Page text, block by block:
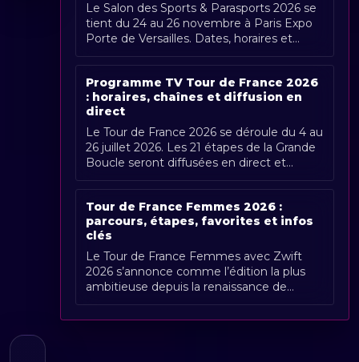
Le Salon des Sports & Parasports 2026 se
tient du 24 au 26 novembre à Paris Expo
Porte de Versailles. Dates, horaires et
couverture Radio Sports.
Programme TV Tour de France 2026
: horaires, chaînes et diffusion en
direct
Le Tour de France 2026 se déroule du 4 au
26 juillet 2026. Les 21 étapes de la Grande
Boucle seront diffusées en direct et
gratuitement en France par France [...]
Tour de France Femmes 2026 :
parcours, étapes, favorites et infos
clés
Le Tour de France Femmes avec Zwift
2026 s’annonce comme l’édition la plus
ambitieuse depuis la renaissance de
l’épreuve. Organisée du 1er au 9 août
2026, [...]